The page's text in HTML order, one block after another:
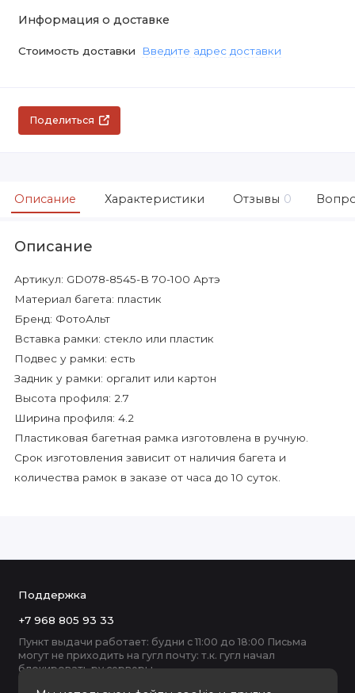
Информация о доставке
Стоимость доставки Введите адрес доставки
Поделиться
Описание Характеристики Отзывы 0
Описание
Артикул: GD078-8545-B 70-100 Артэ
Материал багета: пластик
Бренд: ФотоАльт
Вставка рамки: стекло или пластик
Подвес у рамки: есть
Задник у рамки: оргалит или картон
Высота профиля: 2.7
Ширина профиля: 4.2
Пластиковая багетная рамка изготовлена в ручную.
Срок изготовления зависит от наличия багета и
количества рамок в заказе от часа до 10 суток.
Поддержка
+7 968 805 93 33
Пункт выдачи работает: будни с 11:00 до 18:00 Письма
могут не приходить на гугл почту: т.к. гугл начал
блокировать ру серверы